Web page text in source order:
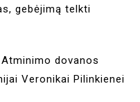
gebėjimą telkti
dovanos
Veronikai Pilinkienei